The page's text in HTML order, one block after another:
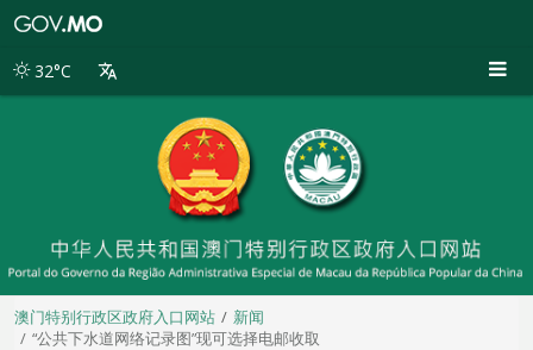
别
32°C
澳门特别行政区政府入口网站
新闻
“公共下水道网络记录图”现可选择电邮收取